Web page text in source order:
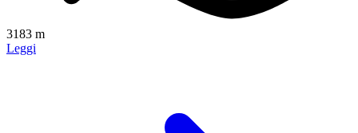
3183 m
Leggi